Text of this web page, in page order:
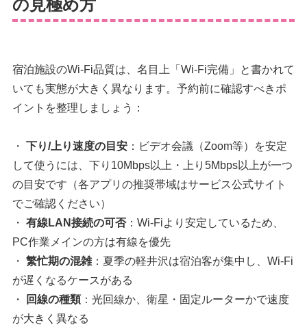
の見極め方
宿泊施設のWi-Fi品質は、名目上「Wi-Fi完備」と書かれて
いても実態が大きく異なります。予約前に確認すべきポ
イントを整理しましょう：
・ 下り/上り速度の目安：ビデオ会議（Zoom等）を安定
して使うには、下り10Mbps以上・上り5Mbps以上が一つ
の目安です（各アプリの推奨帯域はサービス公式サイト
でご確認ください）
・ 有線LAN接続の可否：Wi-Fiより安定しているため、
PC作業メインの方は有線を優先
・ 繁忙期の混雑：夏季の軽井沢は宿泊客が集中し、Wi-Fi
が遅くなるケースがある
・
回線の種類：光回線か、衛星・固定ルーターかで速度
が大きく異なる